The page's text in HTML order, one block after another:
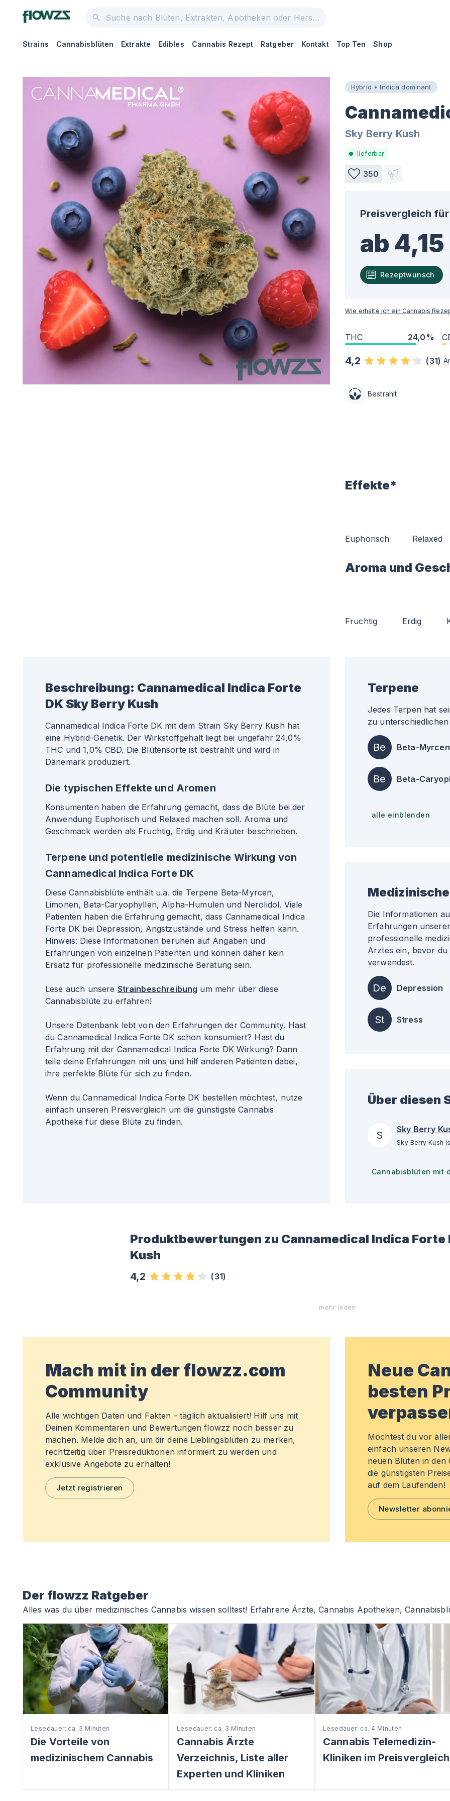
Strains Cannabisblüten Extrakte Edibles Cannabis Rezept Ratgeber Kontakt Top Ten Shop
Hybrid • Indica dominant
Sky Berry Kush
lieferbar
350
Preisvergleich für
ab
Rezeptwunsch
Wie erhalte ich ein Cannabis
THC 24,0%
4,2 (31)
Bestrahlt
Effekte*
Euphorisch Relaxed
Aroma und
Fruchtig Erdig
Beschreibung: Cannamedical Indica Forte
DK Sky Berry Kush
Cannamedical Indica Forte DK mit dem Strain Sky Berry Kush hat
eine Hybrid-Genetik. Der Wirkstoffgehalt liegt bei ungefähr 24,0%
THC und 1,0% CBD. Die Blütensorte ist bestrahlt und wird in
Dänemark produziert.
Die typischen Effekte und Aromen
Konsumenten haben die Erfahrung gemacht, dass die Blüte bei der
Anwendung Euphorisch und Relaxed machen soll. Aroma und
Geschmack werden als Fruchtig, Erdig und Kräuter beschrieben.
Terpene und potentielle medizinische Wirkung von
Cannamedical Indica Forte DK
Diese Cannabisblüte enthält u.a. die Terpene Beta-Myrcen,
Limonen, Beta-Caryophyllen, Alpha-Humulen und Nerolidol. Viele
Patienten haben die Erfahrung gemacht, dass Cannamedical Indica
Forte DK bei Depression, Angstzustände und Stress helfen kann.
Hinweis: Diese Informationen beruhen auf Angaben und
Erfahrungen von einzelnen Patienten und können daher kein
Ersatz für professionelle medizinische Beratung sein.
Lese auch unsere Strainbeschreibung um mehr über diese
Cannabisblüte zu erfahren!
Unsere Datenbank lebt von den Erfahrungen der Community. Hast
du Cannamedical Indica Forte DK schon konsumiert? Hast du
Erfahrung mit der Cannamedical Indica Forte DK Wirkung? Dann
teile deine Erfahrungen mit uns und hilf anderen Patienten dabei,
ihre perfekte Blüte für sich zu finden.
Wenn du Cannamedical Indica Forte DK bestellen möchtest, nutze
einfach unseren Preisvergleich um die günstigste Cannabis
Apotheke für diese Blüte zu finden.
Terpene
Jedes Terpen hat
zu
Be Beta-Myrcen
Be Beta-
alle einblenden
Die Informationen
Erfahrungen
professionelle
Arztes ein, bevor
verwendest.
De Depression
St Stress
Über diesen
S Sky Berry
Cannabisblüten mit
Produktbewertungen zu Cannamedical Indica Forte
Kush
4,2 (31)
mehr laden
Mach mit in der flowzz.com
Community
Alle wichtigen Daten und Fakten - täglich aktualisiert! Hilf uns mit
Deinen Kommentaren und Bewertungen flowzz noch besser zu
machen. Melde dich an, um dir deine Lieblingsblüten zu merken,
rechtzeitig über Preisreduktionen informiert zu werden und
exklusive Angebote zu erhalten!
Jetzt registrieren
Neue
besten
Möchtest du vor
einfach unseren
neuen Blüten in den
die günstigsten
auf dem Laufenden!
Newsletter
Der flowzz Ratgeber
Alles was du über medizinisches Cannabis wissen solltest! Erfahrene Ärzte, Cannabis Apotheken,
Lesedauer: ca. 3 Minuten
Die Vorteile von
medizinischem Cannabis
Lesedauer: ca. 3 Minuten
Cannabis Ärzte
Verzeichnis, Liste aller
Experten und Kliniken
Lesedauer: ca. 4 Minuten
Cannabis Telemedizin-
Kliniken im Preisvergleich